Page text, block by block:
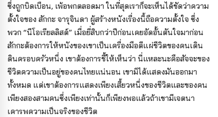
ซึ่งถูกบิดเบือน, เพ้อพกตลอดมา ในที่สุดเราก็จะเห็นได้ชัดว่าความ
ตั้งใจของ สักกะ จารุจินดา ผู้สร้างหนังเรื่องนี้ถือความตั้งใจ ซึ่ง
พวก “นีโอเรียลลิสต์” เมื่อยี่สิบกว่าปีก่อนเคยอัดอั้นตันใจมาก่อน
สักกะต้องการให้หนังของเขาเป็นเครื่องมือตีแผ่ชีวิตของคนเดิน
ดินครอบครัวหนึ่ง เขาต้องการชี้ให้เห็นว่า นี่แหละนะคือสัจจะของ
ชีวิตความเป็นอยู่ของคนไทยแน่นอน เขามิได้แสดงมันออกมา
ทั้งหมด แต่เขาต้องการแสดงเพียงเสี้ยวหนึ่งของชีวิตและของคน
เพียงสองสามคนซึ่งเพียงเท่านั้นก็เพียงพอแล้วถ้าเขามีเจตนา
เคารพความเป็นจริงของชีวิต